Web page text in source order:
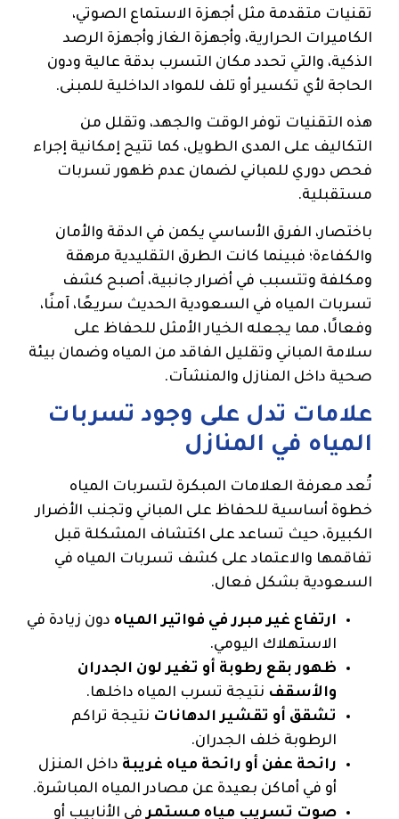
تقنيات متقدمة مثل أجهزة الاستماع الصوتي،
الكاميرات الحرارية، وأجهزة الغاز وأجهزة الرصد
الذكية، والتي تحدد مكان التسرب بدقة عالية ودون
الحاجة لأي تكسير أو تلف للمواد الداخلية للمبنى.
هذه التقنيات توفر الوقت والجهد، وتقلل من
التكاليف على المدى الطويل، كما تتيح إمكانية إجراء
فحص دوري للمباني لضمان عدم ظهور تسربات
مستقبلية.
باختصار، الفرق الأساسي يكمن في الدقة والأمان
والكفاءة؛ فبينما كانت الطرق التقليدية مرهقة
ومكلفة وتتسبب في أضرار جانبية، أصبح كشف
تسربات المياه في السعودية الحديث سريعًا، آمنًا،
وفعالًا، مما يجعله الخيار الأمثل للحفاظ على
سلامة المباني وتقليل الفاقد من المياه وضمان بيئة
صحية داخل المنازل والمنشآت.
علامات تدل على وجود تسربات
المياه في المنازل
تُعد معرفة العلامات المبكرة لتسربات المياه
خطوة أساسية للحفاظ على المباني وتجنب الأضرار
الكبيرة، حيث تساعد على اكتشاف المشكلة قبل
تفاقمها والاعتماد على كشف تسربات المياه في
السعودية بشكل فعال.
ارتفاع غير مبرر في فواتير المياه دون زيادة في
الاستهلاك اليومي.
ظهور بقع رطوبة أو تغير لون الجدران
والأسقف نتيجة تسرب المياه داخلها.
تشقق أو تقشير الدهانات نتيجة تراكم
الرطوبة خلف الجدران.
رائحة عفن أو رائحة مياه غريبة داخل المنزل
أو في أماكن بعيدة عن مصادر المياه المباشرة.
صوت تسريب مياه مستمرفي الأنابيب أو